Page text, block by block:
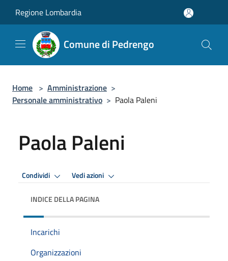
Regione Lombardia
Comune di Pedrengo
Home > Amministrazione >
Personale amministrativo > Paola Paleni
Paola Paleni
Condividi Vedi azioni
INDICE DELLA PAGINA
Incarichi
Organizzazioni